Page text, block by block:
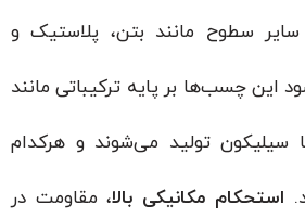
سایر سطوح مانند بتن، پلاستیک و
این چسب‌ها بر پایه ترکیباتی مانند
سیلیکون تولید می‌شوند و هرکدام
استحکام مکانیکی بالا، مقاومت در